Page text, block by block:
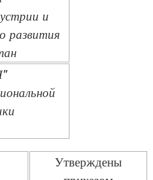
и
развития
Утверждены